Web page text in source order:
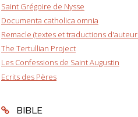
Saint Grégoire de Nysse
Documenta catholica omnia
Remacle (textes et traductions
The Tertullian Project
Les Confessions de Saint Augustin
Ecrits des Pères
BIBLE